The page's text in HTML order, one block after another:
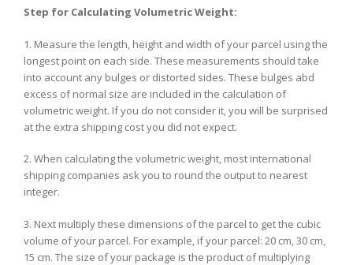
Step for Calculating Volumetric Weight:
1. Measure the length, height and width of your parcel using the
longest point on each side. These measurements should take
into account any bulges or distorted sides. These bulges abd
excess of normal size are included in the calculation of
volumetric weight. If you do not consider it, you will be surprised
at the extra shipping cost you did not expect.
2. When calculating the volumetric weight, most international
shipping companies ask you to round the output to nearest
integer.
3. Next multiply these dimensions of the parcel to get the cubic
volume of your parcel. For example, if your parcel: 20 cm, 30 cm,
15 cm. The size of your package is the product of multiplying